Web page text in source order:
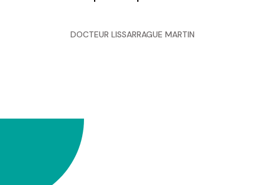
DOCTEUR LISSARRAGUE MARTIN